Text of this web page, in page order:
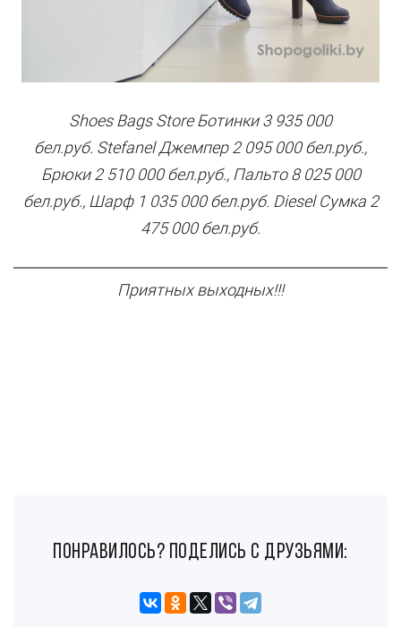
Shoes Bags Store Ботинки 3 935 000
бел.руб. Stefanel Джемпер 2 095 000 бел.руб.,
Брюки 2 510 000 бел.руб., Пальто 8 025 000
бел.руб., Шарф 1 035 000 бел.руб. Diesel Сумка 2
475 000 бел.руб.
Приятных выходных!!!
понравилось? поделись с друзьями: